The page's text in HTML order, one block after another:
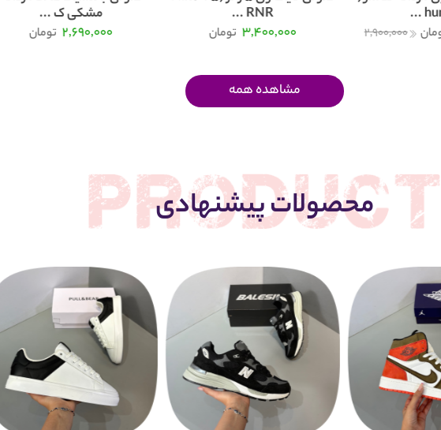
2,900,000
RNR ...
3,400,000 تومان
مشکی ک ...
2,690,000 تومان
مشاهده همه
محصولات پیشنهادی